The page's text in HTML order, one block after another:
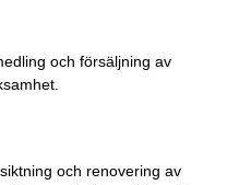
och försäljning av
och renovering av